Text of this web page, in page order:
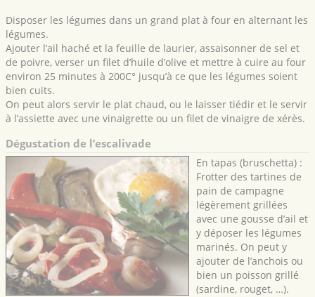
Disposer les légumes dans un grand plat à four en alternant les
légumes.
Ajouter l’ail haché et la feuille de laurier, assaisonner de sel et
de poivre, verser un filet d’huile d’olive et mettre à cuire au four
environ 25 minutes à 200C° jusqu’à ce que les légumes soient
bien cuits.
On peut alors servir le plat chaud, ou le laisser tiédir et le servir
à l’assiette avec une vinaigrette ou un filet de vinaigre de xérès.
Dégustation de l’escalivade
En tapas (bruschetta) :
Frotter des tartines de
pain de campagne
légèrement grillées
avec une gousse d’ail et
y déposer les légumes
marinés. On peut y
ajouter de l’anchois ou
bien un poisson grillé
(sardine, rouget, …).